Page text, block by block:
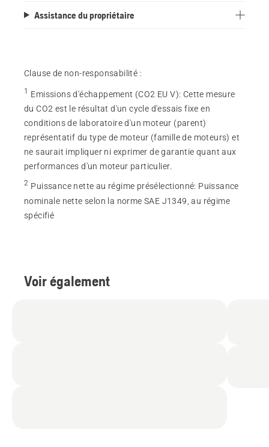
Assistance du propriétaire
Clause de non-responsabilité :
1 Emissions d'échappement (CO2 EU V): Cette mesure
du CO2 est le résultat d'un cycle d'essais fixe en
conditions de laboratoire d'un moteur (parent)
représentatif du type de moteur (famille de moteurs) et
ne saurait impliquer ni exprimer de garantie quant aux
performances d'un moteur particulier.
2 Puissance nette au régime présélectionné: Puissance
nominale nette selon la norme SAE J1349, au régime
spécifié
Voir également